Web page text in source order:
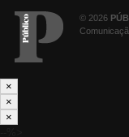
© 2026
×
×
×